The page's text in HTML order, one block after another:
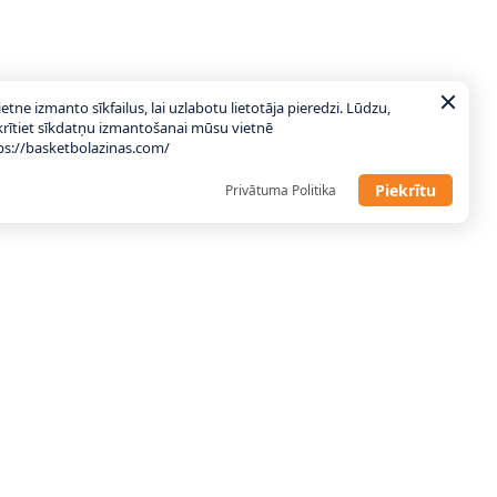
izmanto sīkfailus, lai uzlabotu lietotāja pieredzi. Lūdzu,
sīkdatņu izmantošanai mūsu vietnē
basketbolazinas.com/
Privātuma Politika Piekrītu